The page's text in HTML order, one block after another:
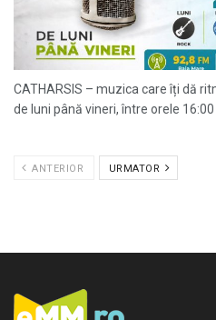
CATHARSIS – muzica care îți dă
de luni până vineri, între orele 16:00
ANTERIOR URMATOR